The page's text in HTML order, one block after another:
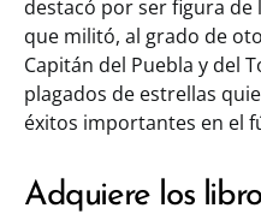
destacó por ser figura de
que militó, al grado de
Capitán del Puebla y del
plagados de estrellas
éxitos importantes en el
Adquiere los